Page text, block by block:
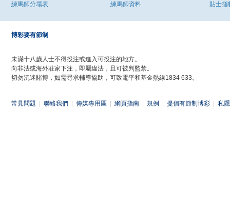
練馬師分場表
練馬師資料
貼士指
博彩要有節制
未滿十八歲人士不得投注或進入可投注的地方。
向非法或海外莊家下注，即屬違法，且可被判監禁。
切勿沉迷賭博，如需尋求輔導協助，可致電平和基金熱線1834 633。
常見問題 聯絡我們 傳媒專用區 網頁指南 規例 提倡有節制博彩 私